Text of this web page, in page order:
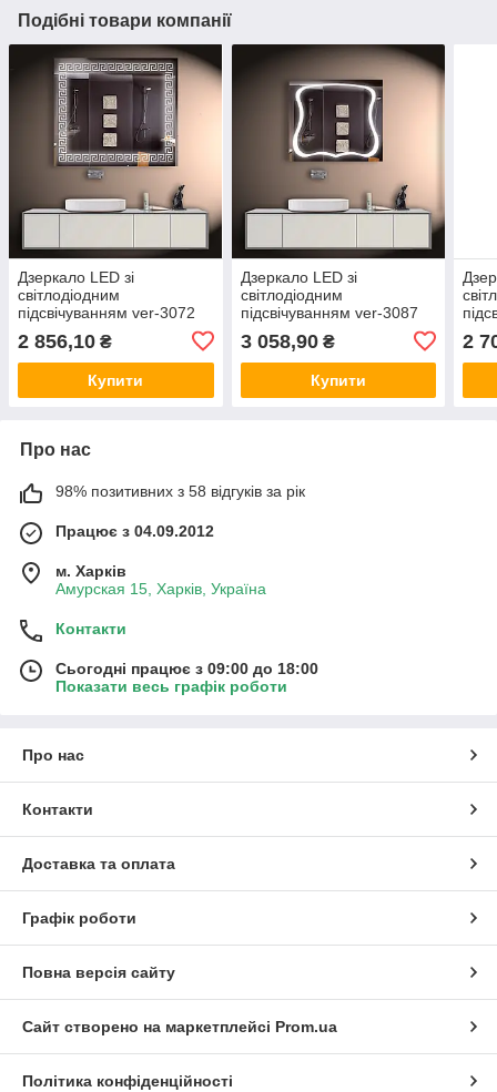
Подібні товари компанії
Дзеркало LED зі
світлодіодним
підсвічуванням ver-3072
підсвіткою
2 856,10 ₴
Купити
Дзеркало LED зі
світлодіодним
підсвічуванням ver-3087
700х800 мм, дзеркало з
підсвіткою
3 058,90₴
Купити
2
Про нас
98% позитивних з 58 відгуків за рік
Працює з 04.09.2012
м. Харків
Амурская 15, Харків, Україна
Контакти
Сьогодні працює з 09:00 до 18:00
Показати весь графік роботи
Про нас
Контакти
Доставка та оплата
Графік роботи
Повна версія сайту
Сайт створено на маркетплейсі Prom.ua
Політика конфіденційності